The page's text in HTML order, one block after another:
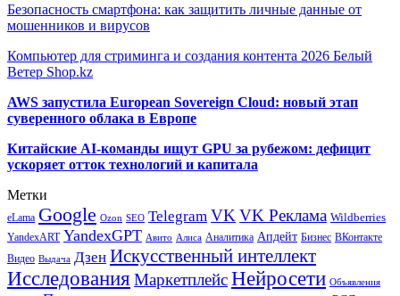
Безопасность смартфона: как защитить личные данные от
мошенников и вирусов
Компьютер для стриминга и создания контента 2026 Белый
Ветер Shop.kz
AWS запустила European Sovereign Cloud: новый этап
суверенного облака в Европе
Китайские AI-команды ищут GPU за рубежом: дефицит
ускоряет отток технологий и капитала
Метки
eLama Google Ozon SEO Telegram VK VK Реклама Wildberries
YandexART YandexGPT Авито Алиса Аналитика Апдейт Бизнес ВКонтакте
Видео Выдача Дзен Искусственный интеллект
Исследования МаркетплейсНейросети Объявления